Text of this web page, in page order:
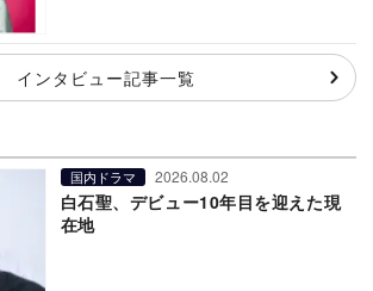
インタビュー記事一覧
国内ドラマ 2026.08.02
白石聖、デビュー10年目を迎えた現
在地